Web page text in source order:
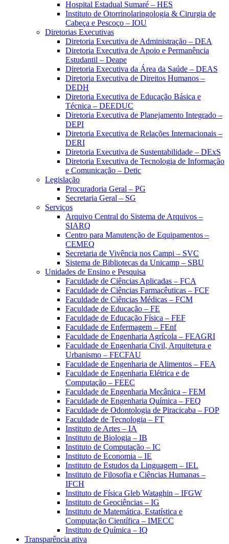
Hospital Estadual Sumaré – HES
Instituto de Otorrinolaringologia & Cirurgia de
Cabeça e Pescoço – IOU
Diretorias Executivas
Diretoria Executiva de Administração – DEA
Diretoria Executiva de Apoio e Permanência
Estudantil – Deape
Diretoria Executiva da Área da Saúde – DEAS
Diretoria Executiva de Direitos Humanos –
DEDH
Diretoria Executiva de Educação Básica e
Técnica – DEEDUC
Diretoria Executiva de Planejamento Integrado –
DEPI
Diretoria Executiva de Relações Internacionais –
DERI
Diretoria Executiva de Sustentabilidade – DExS
Diretoria Executiva de Tecnologia de Informação
e Comunicação – Detic
Legislação
Procuradoria Geral – PG
Secretaria Geral – SG
Serviços
Arquivo Central do Sistema de Arquivos –
SIARQ
Centro para Manutenção de Equipamentos –
CEMEQ
Secretaria de Vivência nos Campi – SVC
Sistema de Bibliotecas da Unicamp – SBU
Unidades de Ensino e Pesquisa
Faculdade de Ciências Aplicadas – FCA
Faculdade de Ciências Farmacêuticas – FCF
Faculdade de Ciências Médicas – FCM
Faculdade de Educação – FE
Faculdade de Educação Física – FEF
Faculdade de Enfermagem – FEnf
Faculdade de Engenharia Agrícola – FEAGRI
Faculdade de Engenharia Civil, Arquitetura e
Urbanismo – FECFAU
Faculdade de Engenharia de Alimentos – FEA
Faculdade de Engenharia Elétrica e de
Computação – FEEC
Faculdade de Engenharia Mecânica – FEM
Faculdade de Engenharia Química – FEQ
Faculdade de Odontologia de Piracicaba – FOP
Faculdade de Tecnologia – FT
Instituto de Artes – IA
Instituto de Biologia – IB
Instituto de Computação – IC
Instituto de Economia – IE
Instituto de Estudos da Linguagem – IEL
Instituto de Filosofia e Ciências Humanas –
IFCH
Instituto de Física Gleb Wataghin – IFGW
Instituto de Geociências – IG
Instituto de Matemática, Estatística e
Computação Científica – IMECC
Instituto de Química – IQ
Transparência ativa